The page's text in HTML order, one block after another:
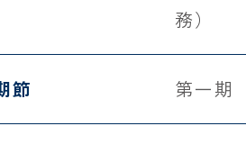
務）
節 第一期